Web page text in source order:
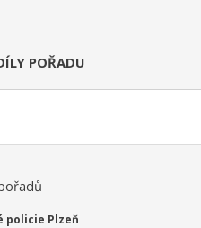
POŘADU
policie Plzeň